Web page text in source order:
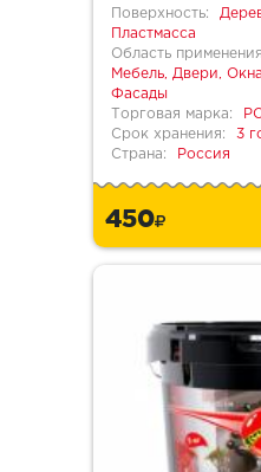
Поверхность:
Пластмасса
Область
Мебель, Двери,
Фасады
Торговая марка:
Срок хранения:
3
Страна:
Россия
450